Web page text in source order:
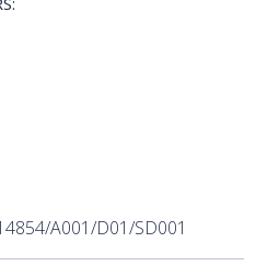
A001/D01/SD001